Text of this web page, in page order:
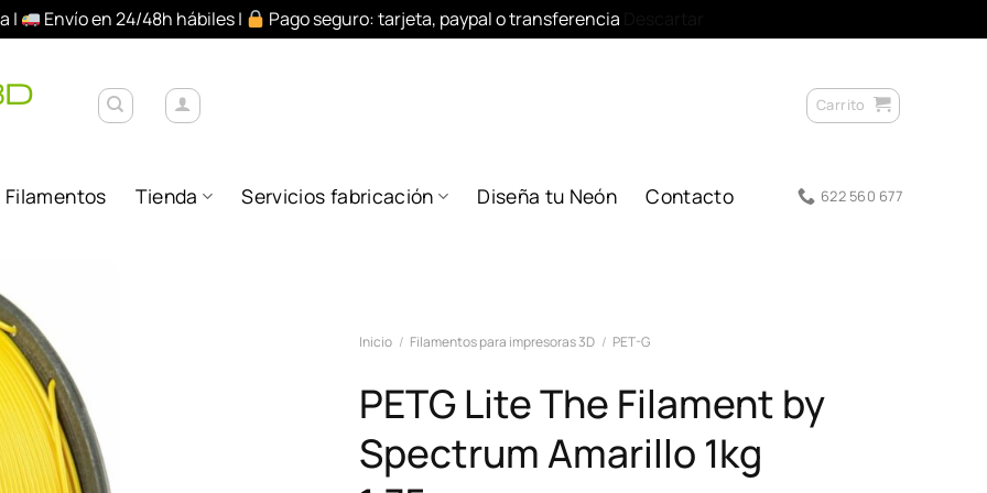
| Envío en 24/48h hábiles | Pago seguro: tarjeta, paypal o transferencia
Carrito
Filamentos Tienda Servicios fabricación Diseña tu Neón Contacto 622 560 677
lista de
deseos
Inicio / Filamentos para impresoras 3D / PET-G
PETG Lite The Filament by
Spectrum Amarillo 1kg